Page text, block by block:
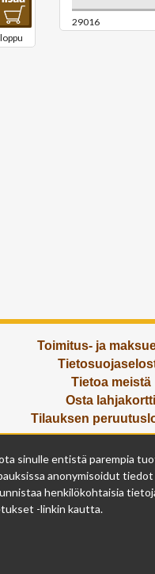
29016
Toimitus- ja
Tietoa meistä
Osta lahjakortti
Tilauksen
Olemme
ma - pe 9 - 17
la 9 - 14
su suljettu
sinulle entistä parempia
anonymisoidut
henkilökohtaisia
-linkin kautta.